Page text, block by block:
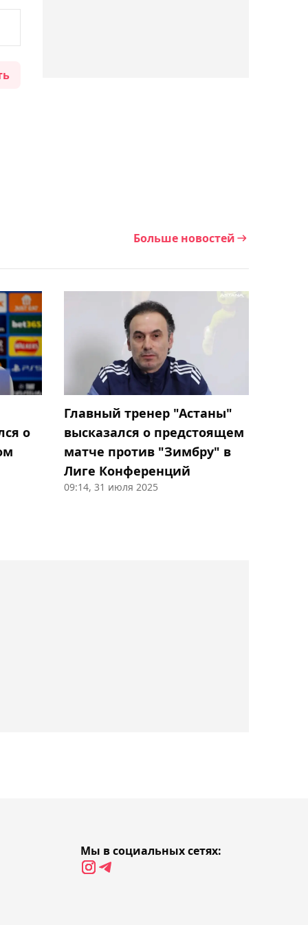
выйти в полуфинал
турнира в Турции
Казахстанские гребцы
завоевали два "золота"
на старте чемпионата
Азии в Японии
18:11, Сегодня
Тренер Ислама считает,
17:55, Сегодня
покинет "Атырау" - его
место займёт Самат
Больше новостей
о
Главный тренер "Астаны"
высказался о предстоящем
матче против "Зимбру" в
Лиге Конференций
09:14, 31 июля 2025
Мы в социальных сетях: